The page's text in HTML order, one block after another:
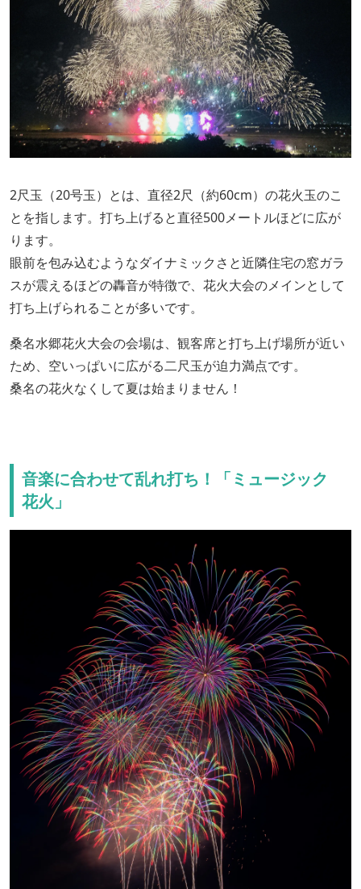
2尺玉（20号玉）とは、直径2尺（約60cm）の花火玉のこ
とを指します。打ち上げると直径500メートルほどに広が
ります。
眼前を包み込むようなダイナミックさと近隣住宅の窓ガラ
スが震えるほどの轟音が特徴で、花火大会のメインとして
打ち上げられることが多いです。
桑名水郷花火大会の会場は、観客席と打ち上げ場所が近い
ため、空いっぱいに広がる二尺玉が迫力満点です。
桑名の花火なくして夏は始まりません！
音楽に合わせて乱れ打ち！「ミュージック
花火」